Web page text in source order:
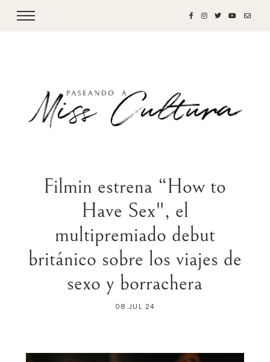
Filmin estrena “How to
Have Sex", el
multipremiado debut
británico sobre los viajes de
sexo y borrachera
08 JUL 24